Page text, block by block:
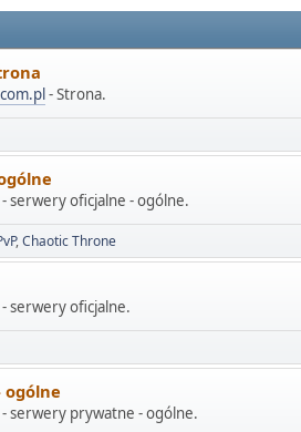
- Strona.
serwery oficjalne - ogólne.
Chaotic Throne
serwery oficjalne.
serwery prywatne - ogólne.